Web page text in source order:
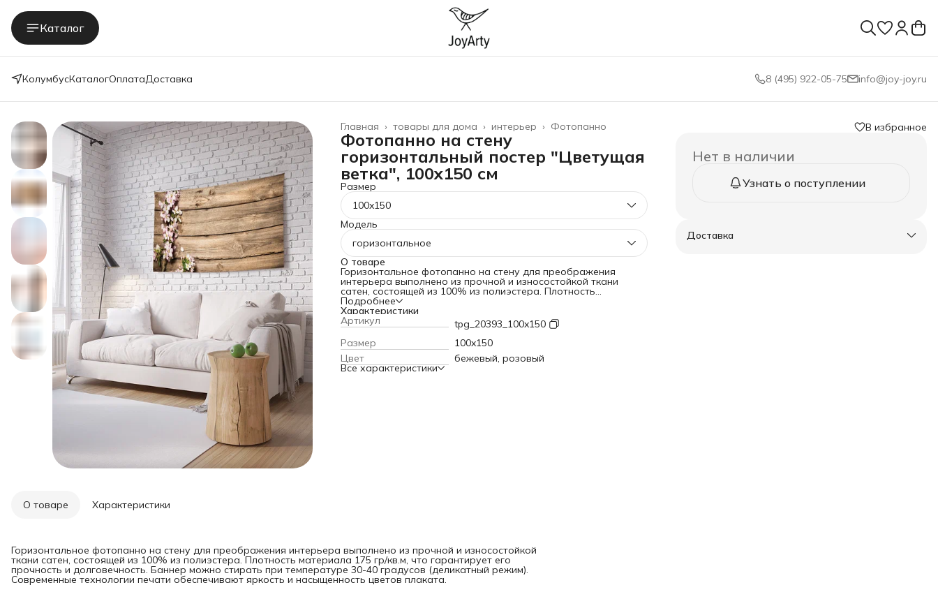
Каталог
КолумбусКаталогОплатаДоставка 8 (495) 922-05-75 info@joy-joy.ru
Фотопанно
интерьер ›
товары для дома ›
Главная ›
Фотопанно на стену
горизонтальный постер "Цветущая
ветка", 100x150 см
Размер
100x150
Модель
горизонтальное
О товаре
Горизонтальное фотопанно на стену для преображения
интерьера выполнено из прочной и износостойкой ткани
сатен, состоящей из 100% из полиэстера. Плотность
материала 175 гр/кв.м, что гарантирует его прочность и
долговечность. Баннер можно стирать при температуре 30-40
градусов (деликатный режим). Современные технологии
печати обеспечивают яркость и насыщенность цветов
плаката. Текстильное полотно крепится к стене с помощью 4
петель, расположенных по углам изделия. Для этого можно
использовать саморезы, кнопки или гвоздики, которые не
входят в комплект. Тканевое панно можно вешать фоном на
Подробнее
Характеристики
Артикул
tpg_20393_100x150
Размер
100x150
Цвет
бежевый, розовый
Все характеристики
В избранное
Нет в наличии
Узнать о поступлении
Доставка
О товаре Характеристики
Горизонтальное фотопанно на стену для преображения интерьера выполнено из прочной и износостойкой
ткани сатен, состоящей из 100% из полиэстера. Плотность материала 175 гр/кв.м, что гарантирует его
прочность и долговечность. Баннер можно стирать при температуре 30-40 градусов (деликатный режим).
Современные технологии печати обеспечивают яркость и насыщенность цветов плаката.